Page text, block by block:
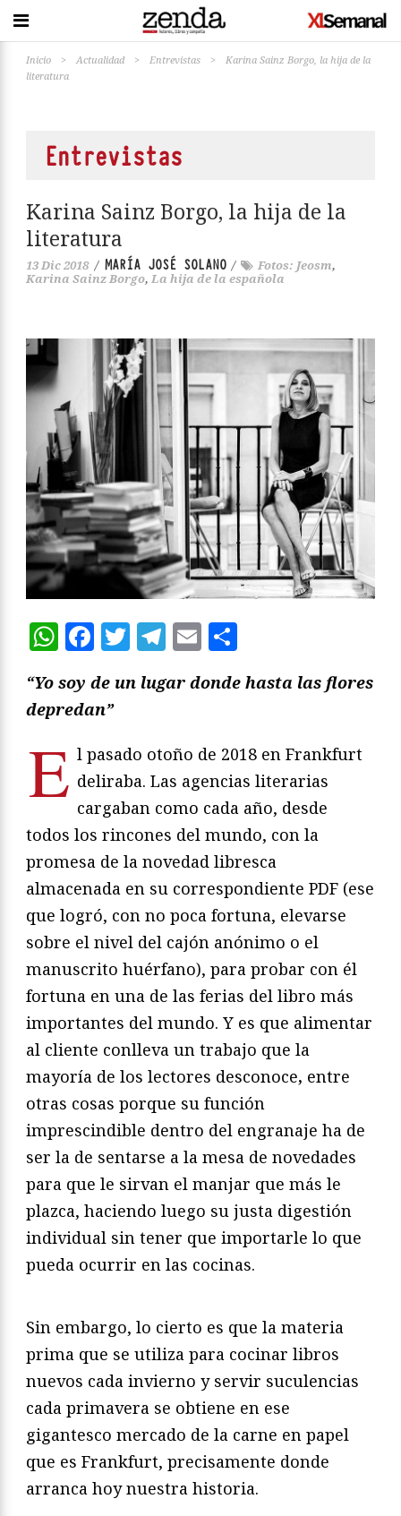
Inicio > Actualidad > Entrevistas >
Karina Sainz Borgo, la hija de la
literatura
Entrevistas
Karina Sainz Borgo, la hija de la
literatura
13 Dic 2018 / MARÍA JOSÉ SOLANO / Fotos: Jeosm,
Karina Sainz Borgo, La hija de la española
WhatsApp
Facebook
Twitter
Telegram
Email
“Yo soy de un lugar donde hasta las flores
depredan”
E l pasado otoño de 2018 en Frankfurt
deliraba. Las agencias literarias
cargaban como cada año, desde
todos los rincones del mundo, con la
promesa de la novedad libresca
almacenada en su correspondiente PDF (ese
que logró, con no poca fortuna, elevarse
sobre el nivel del cajón anónimo o el
manuscrito huérfano), para probar con él
fortuna en una de las ferias del libro más
importantes del mundo. Y es que alimentar
al cliente conlleva un trabajo que la
mayoría de los lectores desconoce, entre
otras cosas porque su función
imprescindible dentro del engranaje ha de
ser la de sentarse a la mesa de novedades
para que le sirvan el manjar que más le
plazca, haciendo luego su justa digestión
individual sin tener que importarle lo que
pueda ocurrir en las cocinas.
Sin embargo, lo cierto es que la materia
prima que se utiliza para cocinar libros
nuevos cada invierno y servir suculencias
cada primavera se obtiene en ese
gigantesco mercado de la carne en papel
que es Frankfurt, precisamente donde
arranca hoy nuestra historia.